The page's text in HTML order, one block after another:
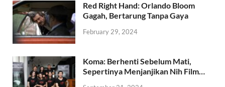
Red Right Hand: Orlando Bloom
Gagah, Bertarung Tanpa Gaya
February 29, 2024
Koma: Berhenti Sebelum Mati,
Sepertinya Menjanjikan Nih Film…